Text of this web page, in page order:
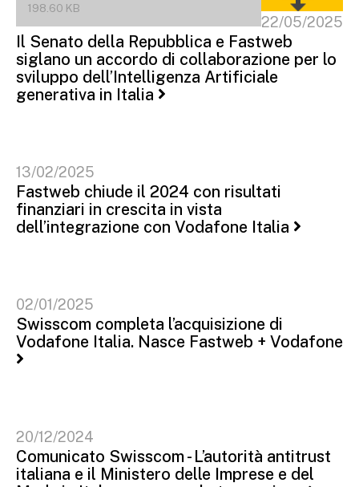
198.60 KB
22/05/2025
Il Senato della Repubblica e Fastweb
siglano un accordo di collaborazione per lo
sviluppo dell’Intelligenza Artificiale
generativa in Italia
13/02/2025
Fastweb chiude il 2024 con risultati
finanziari in crescita in vista
dell’integrazione con Vodafone Italia
02/01/2025
Swisscom completa l’acquisizione di
Vodafone Italia. Nasce Fastweb + Vodafone
20/12/2024
Comunicato Swisscom - L’autorità antitrust
italiana e il Ministero delle Imprese e del